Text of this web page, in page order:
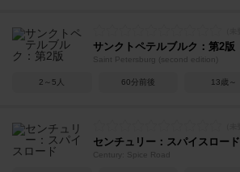
サンクトペテルブルク：第2版
Saint Petersburg (second edition)
2～5人 60分前後 13歳～
センチュリー：スパイスロード
Century: Spice Road